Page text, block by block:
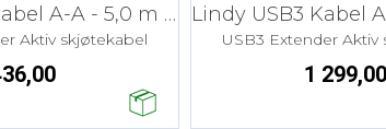
Lindy USB3 Kabel A-A - 5,0 m Aktiv skjøt
Aktiv skjøtekabel USB3 Extender Aktiv
1 299,00